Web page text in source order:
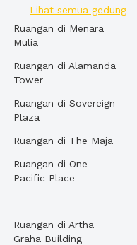
Lihat semua gedung
Ruangan di Menara
Mulia
Ruangan di Alamanda
Tower
Ruangan di Sovereign
Plaza
Ruangan di The Maja
Ruangan di One
Pacific Place
Ruangan di Artha
Graha Building